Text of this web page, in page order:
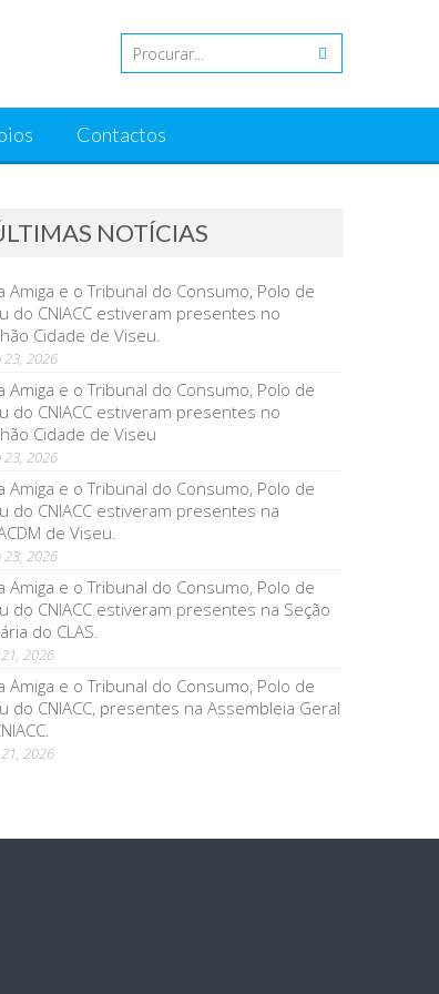
Contactos
NOTÍCIAS
Amiga e o Tribunal do Consumo, Polo de
do CNIACC estiveram presentes no
Cidade de Viseu.
23, 2026
Amiga e o Tribunal do Consumo, Polo de
do CNIACC estiveram presentes no
Cidade de Viseu
23, 2026
Amiga e o Tribunal do Consumo, Polo de
do CNIACC estiveram presentes na
de Viseu.
23, 2026
Amiga e o Tribunal do Consumo, Polo de
do CNIACC estiveram presentes na Seção
do CLAS.
2026
Amiga e o Tribunal do Consumo, Polo de
do CNIACC, presentes na Assembleia Geral
2026